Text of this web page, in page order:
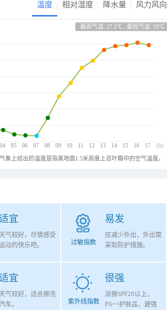
温度 相对湿度 降水量 风力风向
最高气温: 27.3℃ , 最低气温: 10℃
04 05 06 07 08 09 10 11 12 13 14 15 16 17 (h)
象上给出的温度是指离地面1.5米高度上百叶箱中的空气温度。
宜
天气较好，尽情感受
动的快乐吧。
易发
过敏指数
应减少外出，外出需
采取防护措施。
宜
天气较好，适合擦洗
汽车。
很强
紫外线指数
涂擦SPF20以上，
PA++护肤品，避强